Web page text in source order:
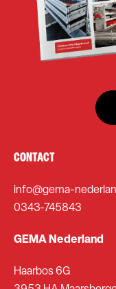
CONTACT
info@gema-
0343-745843
GEMA Nederland
Haarbos 6G